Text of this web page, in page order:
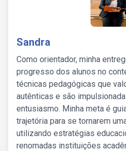
Sandra
Como orientador, minha
progresso dos alunos no
técnicas pedagógicas que
autênticas e são
entusiasmo. Minha meta é
trajetória para se tornarem
utilizando estratégias
renomadas instituições